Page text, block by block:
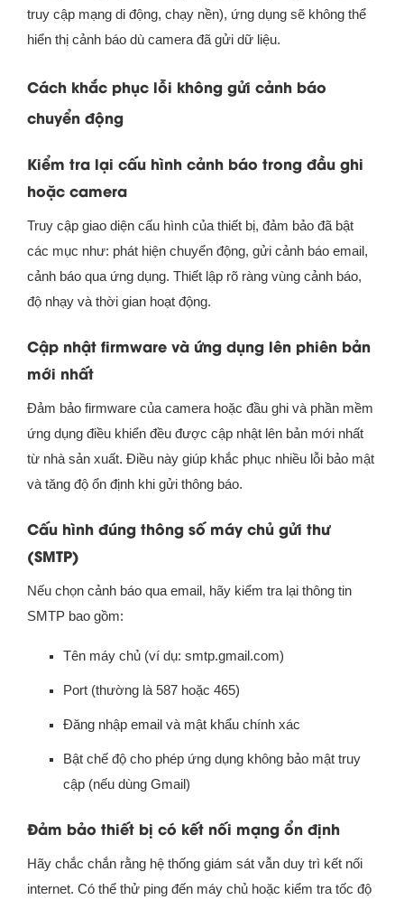
truy cập mạng di động, chạy nền), ứng dụng sẽ không thể
hiển thị cảnh báo dù camera đã gửi dữ liệu.
Cách khắc phục lỗi không gửi cảnh báo
chuyển động
Kiểm tra lại cấu hình cảnh báo trong đầu ghi
hoặc camera
Truy cập giao diện cấu hình của thiết bị, đảm bảo đã bật
các mục như: phát hiện chuyển động, gửi cảnh báo email,
cảnh báo qua ứng dụng. Thiết lập rõ ràng vùng cảnh báo,
độ nhạy và thời gian hoạt động.
Cập nhật firmware và ứng dụng lên phiên bản
mới nhất
Đảm bảo firmware của camera hoặc đầu ghi và phần mềm
ứng dụng điều khiển đều được cập nhật lên bản mới nhất
từ nhà sản xuất. Điều này giúp khắc phục nhiều lỗi bảo mật
và tăng độ ổn định khi gửi thông báo.
Cấu hình đúng thông số máy chủ gửi thư
(SMTP)
Nếu chọn cảnh báo qua email, hãy kiểm tra lại thông tin
SMTP bao gồm:
Tên máy chủ (ví dụ: smtp.gmail.com)
Port (thường là 587 hoặc 465)
Đăng nhập email và mật khẩu chính xác
Bật chế độ cho phép ứng dụng không bảo mật truy
cập (nếu dùng Gmail)
Đảm bảo thiết bị có kết nối mạng ổn định
Hãy chắc chắn rằng hệ thống giám sát vẫn duy trì kết nối
internet. Có thể thử ping đến máy chủ hoặc kiểm tra tốc độ